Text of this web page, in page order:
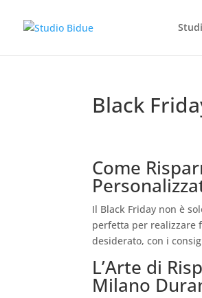
Black
Come
Il Black Friday non è
perfetta per realizzare
desiderato, con i
L’Arte di
Milano